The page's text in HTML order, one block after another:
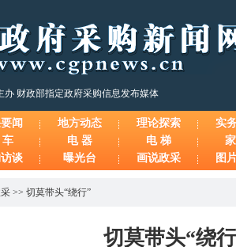
办 财政部指定政府采购信息发布媒体
闻 地方动态 理论探索
实
车 电 器 电 梯
谈 曝光台 画说政采 图
>> 切莫带头“绕行”
切莫带头“绕